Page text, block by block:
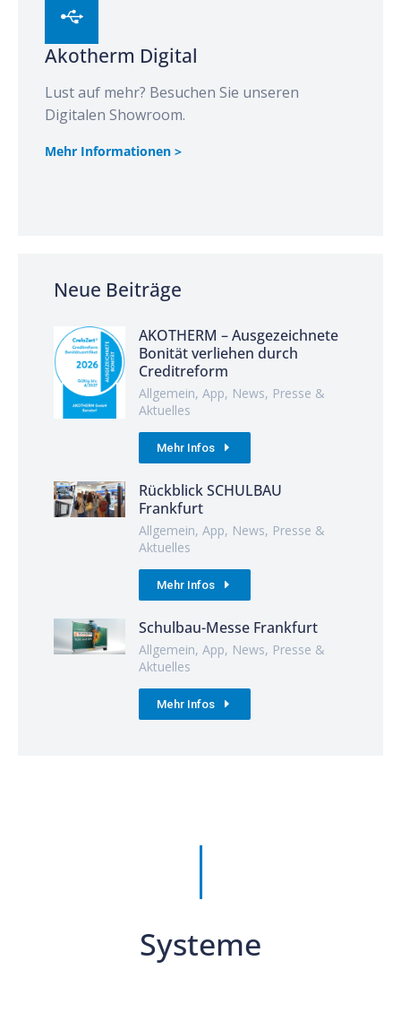
Akotherm Digital
Lust auf mehr? Besuchen Sie unseren
Digitalen Showroom.
Mehr Informationen >
Neue Beiträge
AKOTHERM – Ausgezeichnete
Bonität verliehen durch
Creditreform
Allgemein, App, News, Presse &
Aktuelles
Mehr Infos
Rückblick SCHULBAU
Frankfurt
Allgemein, App, News, Presse &
Aktuelles
Mehr Infos
Schulbau-Messe Frankfurt
Allgemein, App, News, Presse &
Aktuelles
Mehr Infos
Systeme